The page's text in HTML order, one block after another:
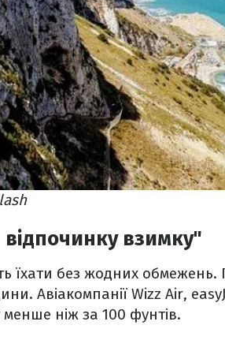
взимку"
їхати без жодних
Авіакомпанії Wizz Air,
ніж за 100 фунтів.